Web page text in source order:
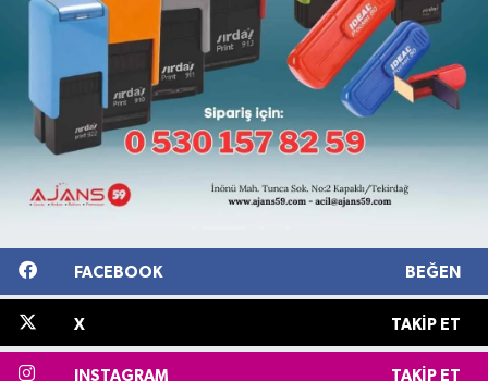
FACEBOOK BEĞEN
X TAKIP ET
INSTAGRAM TAKIP ET